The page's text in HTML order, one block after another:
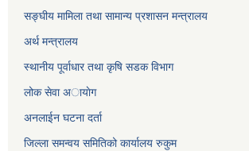
सङ्घीय मामिला तथा सामान्य प्रशासन मन्त्रालय
अर्थ मन्त्रालय
स्थानीय पूर्वाधार तथा कृषि सडक विभाग
लोक सेवा अायाेग
अनलाईन घटना दर्ता
जिल्ला समन्वय समितिको कार्यालय रुकुम